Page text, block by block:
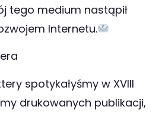
tego medium nastąpił
Internetu.
spotykałyśmy w XVIII
drukowanych publikacji,